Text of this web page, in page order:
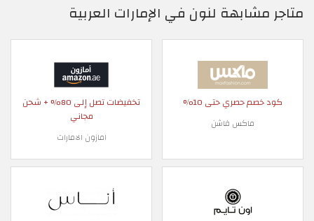
متاجر مشابهة لنون في الإمارات العربية
كود خصم حصري حتى 10%
ماكس فاشن
تخفيضات تصل إلى 80% + شحن
مجاني
امازون الامارات